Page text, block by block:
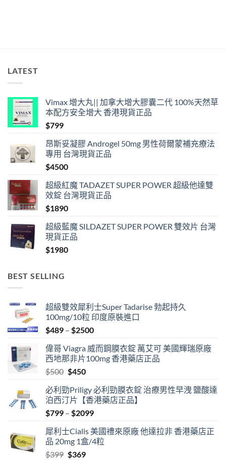
購
LATEST
Vimax 增大丸|| 加拿大增大膠囊二代 100%天然草
本配方安全增大 香港現貨正品
$799
昂斯妥凝膠 Androgel 50mg 男性荷爾蒙補充療法
專用 台灣現貨正品
$4500
超級紅魔 TADAZET SUPER POWER 超級他達雙
效錠 台灣現貨正品
$1890
超級藍魔 SILDAZET SUPER POWER 雙效片 台灣
現貨正品
$1980
BEST SELLING
超級雙效犀利士Super Tadarise 勃起持久
100mg/10粒 印度原裝進口
$489 – $2500Price
$489
through
偉哥 Viagra 威而鋼膜衣錠 萬艾可 美國輝瑞原廠
西地那非片100mg 香港藥店正品
$500 Original
was:
$500.
$450Current
is:
$450.
必利勁Priligy 必利勁膜衣錠 治療男性早洩 鹽酸達
泊西汀片【香港藥店正品】
$799 – $2099Price
$799
through
犀利士Cialis 美國禮來原廠 他達拉非 香港藥店正
品 20mg 1盒/4粒
$399 Original
$369Current